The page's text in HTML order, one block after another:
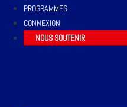
PROGRAMMES
CONNEXION
NOUS SOUTENIR